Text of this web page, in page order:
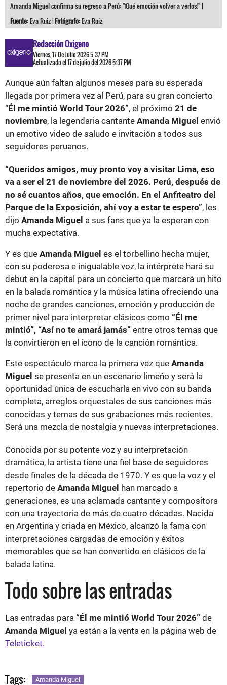
Amanda Miguel confirma su regreso a Perú: "¡Qué emoción volver a verlos!" |
Fuente:Eva Ruiz |Fotógrafo:Eva Ruiz
Redacción Oxigeno
Viernes, 17 De Julio 2026 5:37 PM
Actualizado el 17 de julio del 2026 5:37 PM
Aunque aún faltan algunos meses para su esperada
llegada por primera vez al Perú, para su gran concierto
“Él me mintió World Tour 2026”, el próximo 21 de
noviembre, la legendaria cantante Amanda Miguel envió
un emotivo video de saludo e invitación a todos sus
seguidores peruanos.
“Queridos amigos, muy pronto voy a visitar Lima, eso
va a ser el 21 de noviembre del 2026. Perú, después de
no sé cuantos años, que emoción. En el Anfiteatro del
Parque de la Exposición, ahí voy a estar te espero”, les
dijo Amanda Miguel a sus fans que ya la esperan con
mucha expectativa.
Y es que Amanda Miguel es el torbellino hecha mujer,
con su poderosa e inigualable voz, la intérprete hará su
debut en la capital para un concierto que marcará un hito
en la balada romántica y la música latina ofreciendo una
noche de grandes canciones, emoción y producción de
primer nivel para interpretar clásicos como “Él me
mintió”, “Así no te amará jamás” entre otros temas que
la convirtieron en el ícono de la canción romántica.
Este espectáculo marca la primera vez que Amanda
Miguel se presenta en un escenario limeño y será la
oportunidad única de escucharla en vivo con su banda
completa, arreglos orquestales de sus canciones más
conocidas y temas de sus grabaciones más recientes.
Será una mezcla de nostalgia y nuevas interpretaciones.
Conocida por su potente voz y su interpretación
dramática, la artista tiene una fiel base de seguidores
desde finales de la década de 1970. Y es que la voz y el
repertorio de Amanda Miguel han marcado a
generaciones, es una aclamada cantante y compositora
con una trayectoria de más de cuatro décadas. Nacida
en Argentina y criada en México, alcanzó la fama con
interpretaciones cargadas de emoción y éxitos
memorables que se han convertido en clásicos de la
balada latina.
Todo sobre las entradas
Las entradas para “Él me mintió World Tour 2026” de
Amanda Miguel ya están a la venta en la página web de
Teleticket.
Tags: Amanda Miguel